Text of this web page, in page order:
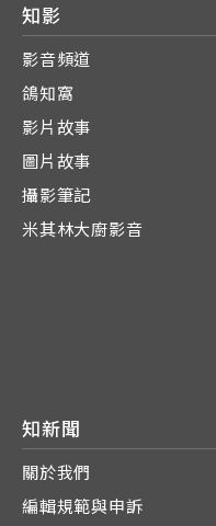
知影
影音頻道
鴿知窩
影片故事
圖片故事
攝影筆記
米其林大廚影音
知新聞
關於我們
編輯規範與申訴